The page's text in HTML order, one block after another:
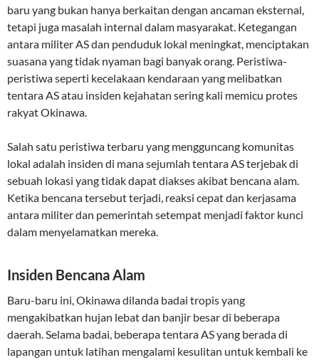
baru yang bukan hanya berkaitan dengan ancaman eksternal,
tetapi juga masalah internal dalam masyarakat. Ketegangan
antara militer AS dan penduduk lokal meningkat, menciptakan
suasana yang tidak nyaman bagi banyak orang. Peristiwa-
peristiwa seperti kecelakaan kendaraan yang melibatkan
tentara AS atau insiden kejahatan sering kali memicu protes
rakyat Okinawa.
Salah satu peristiwa terbaru yang mengguncang komunitas
lokal adalah insiden di mana sejumlah tentara AS terjebak di
sebuah lokasi yang tidak dapat diakses akibat bencana alam.
Ketika bencana tersebut terjadi, reaksi cepat dan kerjasama
antara militer dan pemerintah setempat menjadi faktor kunci
dalam menyelamatkan mereka.
Insiden Bencana Alam
Baru-baru ini, Okinawa dilanda badai tropis yang
mengakibatkan hujan lebat dan banjir besar di beberapa
daerah. Selama badai, beberapa tentara AS yang berada di
lapangan untuk latihan mengalami kesulitan untuk kembali ke